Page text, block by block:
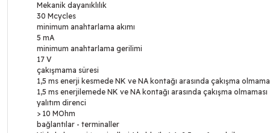
Mekanik dayanıklılık
30 Mcycles
minimum anahtarlama akımı
5 mA
minimum anahtarlama gerilimi
17 V
çakışmama süresi
1,5 ms enerji kesmede NK ve NA kontağı arasında çakışma
1,5 ms enerjilemede NK ve NA kontağı arasında çakışma olmaması
yalıtım direnci
> 10 MOhm
bağlantılar - terminaller